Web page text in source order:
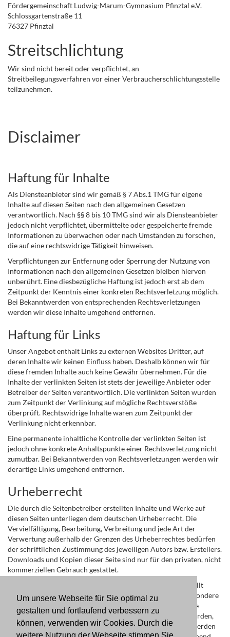
Um unsere Webseite für Sie optimal zu
gestalten und fortlaufend verbessern zu
können, verwenden wir Cookies. Durch die
Fördergemeinschaft Ludwig-Marum-Gymnasium Pfinztal e.V.
Schlossgartenstraße 11
76327 Pfinztal
Streitschlichtung
Wir sind nicht bereit oder verpflichtet, an
Streitbeilegungsverfahren vor einer Verbraucherschlichtungsstelle
teilzunehmen.
Disclaimer
Haftung für Inhalte
Als Diensteanbieter sind wir gemäß § 7 Abs.1 TMG für eigene
Inhalte auf diesen Seiten nach den allgemeinen Gesetzen
verantwortlich. Nach §§ 8 bis 10 TMG sind wir als Diensteanbieter
jedoch nicht verpflichtet, übermittelte oder gespeicherte fremde
Informationen zu überwachen oder nach Umständen zu forschen,
die auf eine rechtswidrige Tätigkeit hinweisen.
Verpflichtungen zur Entfernung oder Sperrung der Nutzung von
Informationen nach den allgemeinen Gesetzen bleiben hiervon
unberührt. Eine diesbezügliche Haftung ist jedoch erst ab dem
Zeitpunkt der Kenntnis einer konkreten Rechtsverletzung möglich.
Bei Bekanntwerden von entsprechenden Rechtsverletzungen
werden wir diese Inhalte umgehend entfernen.
Haftung für Links
Unser Angebot enthält Links zu externen Websites Dritter, auf
deren Inhalte wir keinen Einfluss haben. Deshalb können wir für
diese fremden Inhalte auch keine Gewähr übernehmen. Für die
Inhalte der verlinkten Seiten ist stets der jeweilige Anbieter oder
Betreiber der Seiten verantwortlich. Die verlinkten Seiten wurden
zum Zeitpunkt der Verlinkung auf mögliche Rechtsverstöße
überprüft. Rechtswidrige Inhalte waren zum Zeitpunkt der
Verlinkung nicht erkennbar.
Eine permanente inhaltliche Kontrolle der verlinkten Seiten ist
jedoch ohne konkrete Anhaltspunkte einer Rechtsverletzung nicht
zumutbar. Bei Bekanntwerden von Rechtsverletzungen werden wir
derartige Links umgehend entfernen.
Urheberrecht
Die durch die Seitenbetreiber erstellten Inhalte und Werke auf
diesen Seiten unterliegen dem deutschen Urheberrecht. Die
Vervielfältigung, Bearbeitung, Verbreitung und jede Art der
Verwertung außerhalb der Grenzen des Urheberrechtes bedürfen
der schriftlichen Zustimmung des jeweiligen Autors bzw. Erstellers.
Downloads und Kopien dieser Seite sind nur für den privaten, nicht
kommerziellen Gebrauch gestattet.
Soweit die Inhalte auf dieser Seite nicht vom Betreiber erstellt
wurden, werden die Urheberrechte Dritter beachtet. Insbesondere
werden Inhalte Dritter als solche gekennzeichnet. Sollten Sie
trotzdem auf eine Urheberrechtsverletzung aufmerksam werden,
bitten wir um einen entsprechenden Hinweis. Bei Bekanntwerden